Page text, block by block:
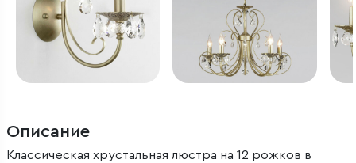
Описание
Классическая хрустальная люстра на 12 рожков в